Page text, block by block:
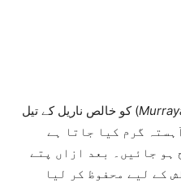
) کو خالص ناریل کے تیل
گرم کیا جاتا ہے
ہو جائیں۔ بعد ازاں پتے
کے لیے محفوظ کر لیا